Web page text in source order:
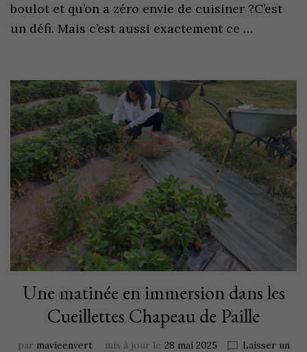
boulot et qu’on a zéro envie de cuisiner ?C’est
un défi. Mais c’est aussi exactement ce …
Une matinée en immersion dans les
Cueillettes Chapeau de Paille
par mavieenvert mis à jour le 28 mai 2025
Laisser un